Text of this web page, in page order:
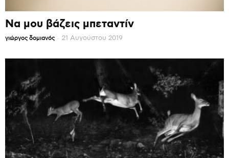
Να μου βάζεις μπεταντίν
γιώργος δομιανός - 21 Αυγούστου 2019